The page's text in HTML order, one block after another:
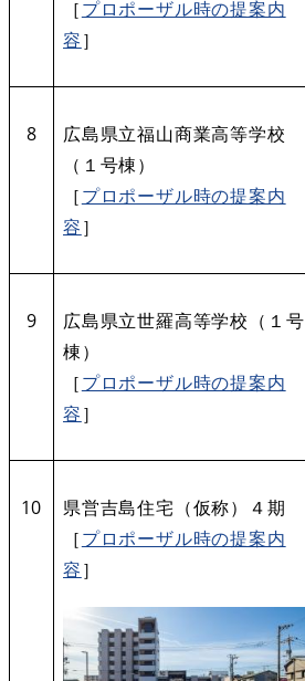
［プロポーザル時の提案内
容］
8
広島県立福山商業高等学校
（１号棟）
［プロポーザル時の提案内
容］
9
広島県立世羅高等学校（１号
棟）
［プロポーザル時の提案内
容］
10
県営吉島住宅（仮称）４期
［プロポーザル時の提案内
容］